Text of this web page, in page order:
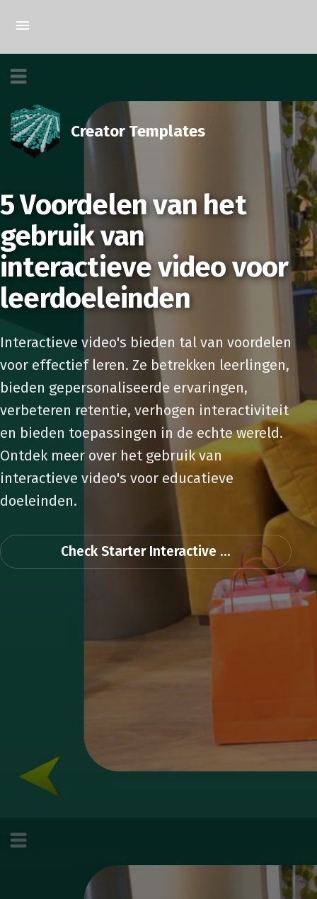
Creator Templates
5 Voordelen van het
gebruik van
interactieve video voor
leerdoeleinden
Interactieve video's bieden tal van voordelen
voor effectief leren. Ze betrekken leerlingen,
bieden gepersonaliseerde ervaringen,
verbeteren retentie, verhogen interactiviteit
en bieden toepassingen in de echte wereld.
Ontdek meer over het gebruik van
interactieve video's voor educatieve
doeleinden.
Check Starter Interactive ...